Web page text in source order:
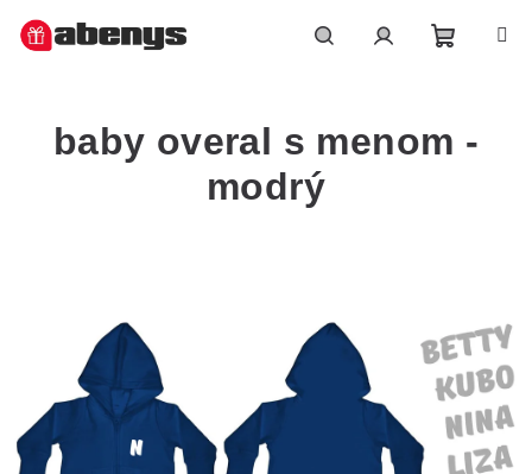
košík
baby overal s menom -
modrý